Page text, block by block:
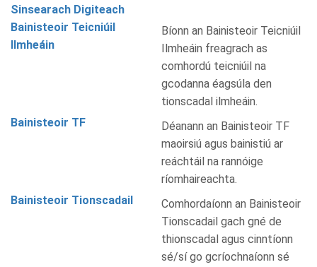
Sinsearach Digiteach
Bainisteoir Teicniúil
Ilmheáin
Bíonn an Bainisteoir Teicniúil
Ilmheáin freagrach as
comhordú teicniúil na
gcodanna éagsúla den
tionscadal ilmheáin.
Bainisteoir TF
Déanann an Bainisteoir TF
maoirsiú agus bainistiú ar
reáchtáil na rannóige
ríomhaireachta.
Bainisteoir Tionscadail
Comhordaíonn an Bainisteoir
Tionscadail gach gné de
thionscadal agus cinntíonn
sé/sí go gcríochnaíonn sé